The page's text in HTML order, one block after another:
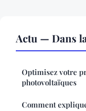
Actu — Dans
Optimisez votre
photovoltaïques
Comment